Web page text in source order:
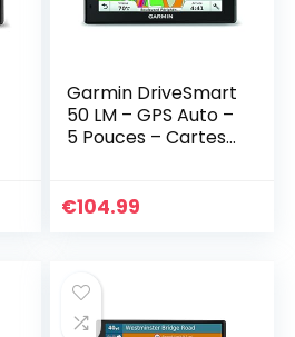
Garmin DriveSmart
50 LM – GPS Auto –
5 Pouces – Cartes
Trafic gratuits à
€104.99